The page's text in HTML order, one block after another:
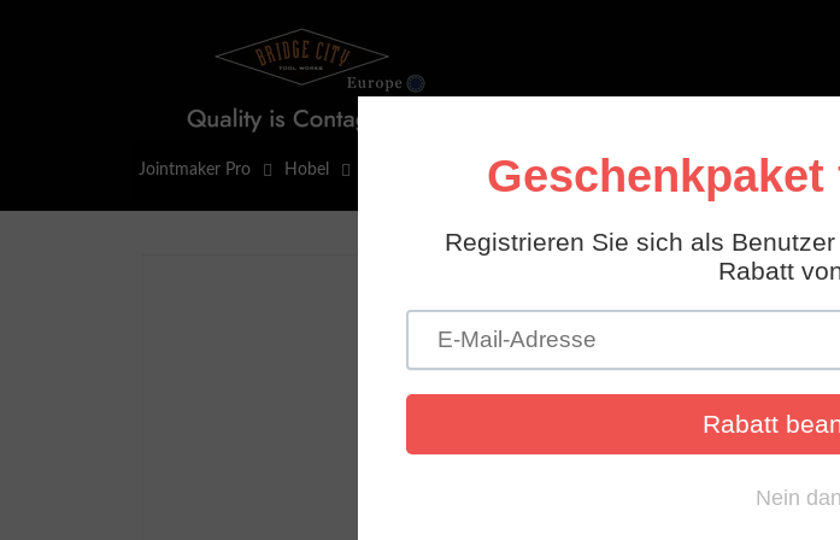
Jointmaker Pro Hobel Layout-Werkzeuge Mini Workshop Bohren Über uns